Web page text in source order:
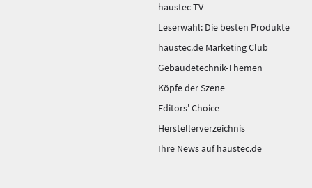
haustec TV
Leserwahl: Die besten Produkte
haustec.de Marketing Club
Gebäudetechnik-Themen
Köpfe der Szene
Editors' Choice
Herstellerverzeichnis
Ihre News auf haustec.de